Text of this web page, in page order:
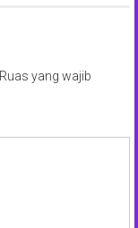
Ruas yang wajib